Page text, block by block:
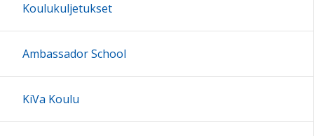
Koulukuljetukset
Ambassador School
KiVa Koulu